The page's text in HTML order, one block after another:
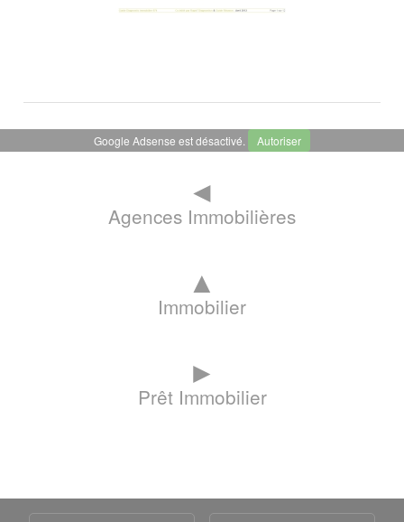
Google Adsense est désactivé. Autoriser
◄
Agences Immobilières
▲
Immobilier
►
Prêt Immobilier